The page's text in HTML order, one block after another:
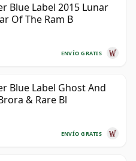
Blue Label 2015 Lunar
Of The Ram B
ENVÍO GRATIS
Blue Label Ghost And
& Rare Bl
ENVÍO GRATIS